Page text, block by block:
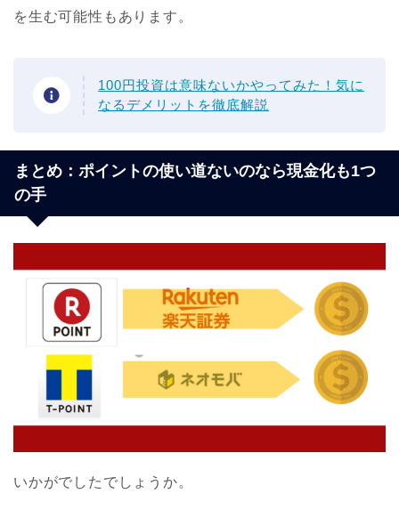
を生む可能性もあります。
100円投資は意味ないかやってみた！気に
なるデメリットを徹底解説
まとめ：ポイントの使い道ないのなら現金化も1つ
の手
いかがでしたでしょうか。